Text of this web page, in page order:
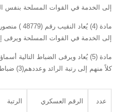
إلى الخدمة في القوات المسلحة بنفس
مادة (4)
إلى الخدمة في القوات المسلحة ويرقى
مادة (5) يُعاد ويرقى الضباط
كلاً منهم إلى رتبة الرائد وعددهم(3) ضباط وهم:-
عدد الرقم العسكري الرتبة